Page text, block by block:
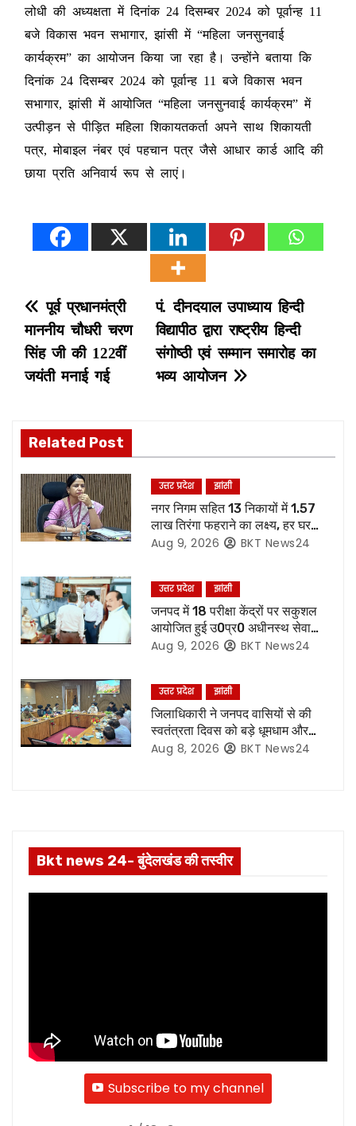
लोधी की अध्यक्षता में दिनांक 24 दिसम्बर 2024 को पूर्वान्ह 11
बजे विकास भवन सभागार, झांसी में “महिला जनसुनवाई
कार्यक्रम” का आयोजन किया जा रहा है। उन्होंने बताया कि
दिनांक 24 दिसम्बर 2024 को पूर्वान्ह 11 बजे विकास भवन
सभागार, झांसी में आयोजित “महिला जनसुनवाई कार्यक्रम” में
उत्पीड़न से पीड़ित महिला शिकायतकर्ता अपने साथ शिकायती
पत्र, मोबाइल नंबर एवं पहचान पत्र जैसे आधार कार्ड आदि की
छाया प्रति अनिवार्य रूप से लाएं।
P
o
s
n
a
v
i
g
a
t
i
o
n
पं. दीनदयाल उपाध्याय हिन्दी
विद्यापीठ द्वारा राष्ट्रीय हिन्दी
संगोष्ठी एवं सम्मान समारोह का
भव्य आयोजन
पूर्व प्रधानमंत्री
माननीय चौधरी चरण
सिंह जी की 122वीं
जयंती मनाई गई
Related Post
उत्तर प्रदेश झांसी
नगर निगम सहित 13 निकायों में 1.57
लाख तिरंगा फहराने का लक्ष्य, हर घर
तिरंगा अभियान की तैयारियां पूरी
Aug 9, 2026 BKT News24
उत्तर प्रदेश झांसी
जनपद में 18 परीक्षा केंद्रों पर सकुशल
आयोजित हुई उ0प्र0 अधीनस्थ सेवा
चयन आयोग की प्राविधिक सहायक ग्रुप
Aug 9, 2026 BKT News24
उत्तर प्रदेश झांसी
जिलाधिकारी ने जनपद वासियों से की
स्वतंत्रता दिवस को बड़े धूमधाम और
हर्षोल्लास के साथ मनाएं जाने की अपील
Aug 8, 2026 BKT News24
Bkt news 24- बुंदेलखंड की तस्वीर
Subscribe to my channel